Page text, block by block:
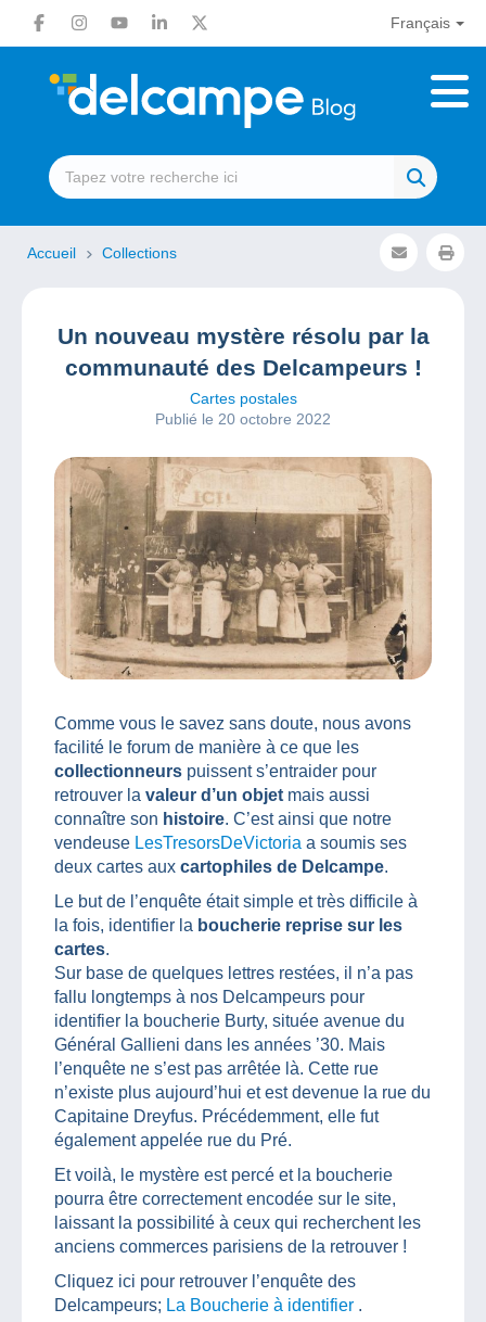
Français
Accueil Collections
Un nouveau mystère résolu par la
communauté des Delcampeurs !
Cartes postales
Publié le 20 octobre 2022
Comme vous le savez sans doute, nous avons
facilité le forum de manière à ce que les
collectionneurs puissent s’entraider pour
retrouver la valeur d’un objet mais aussi
connaître son histoire. C’est ainsi que notre
vendeuse LesTresorsDeVictoria a soumis ses
deux cartes aux cartophiles de Delcampe.
Le but de l’enquête était simple et très difficile à
la fois, identifier la boucherie reprise sur les
cartes.
Sur base de quelques lettres restées, il n’a pas
fallu longtemps à nos Delcampeurs pour
identifier la boucherie Burty, située avenue du
Général Gallieni dans les années ’30. Mais
l’enquête ne s’est pas arrêtée là. Cette rue
n’existe plus aujourd’hui et est devenue la rue du
Capitaine Dreyfus. Précédemment, elle fut
également appelée rue du Pré.
Et voilà, le mystère est percé et la boucherie
pourra être correctement encodée sur le site,
laissant la possibilité à ceux qui recherchent les
anciens commerces parisiens de la retrouver !
Cliquez ici pour retrouver l’enquête des
Delcampeurs; La Boucherie à identifier .